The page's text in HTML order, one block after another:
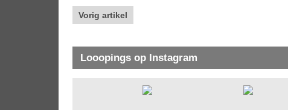
Vorig artikel
Looopings op Instagram